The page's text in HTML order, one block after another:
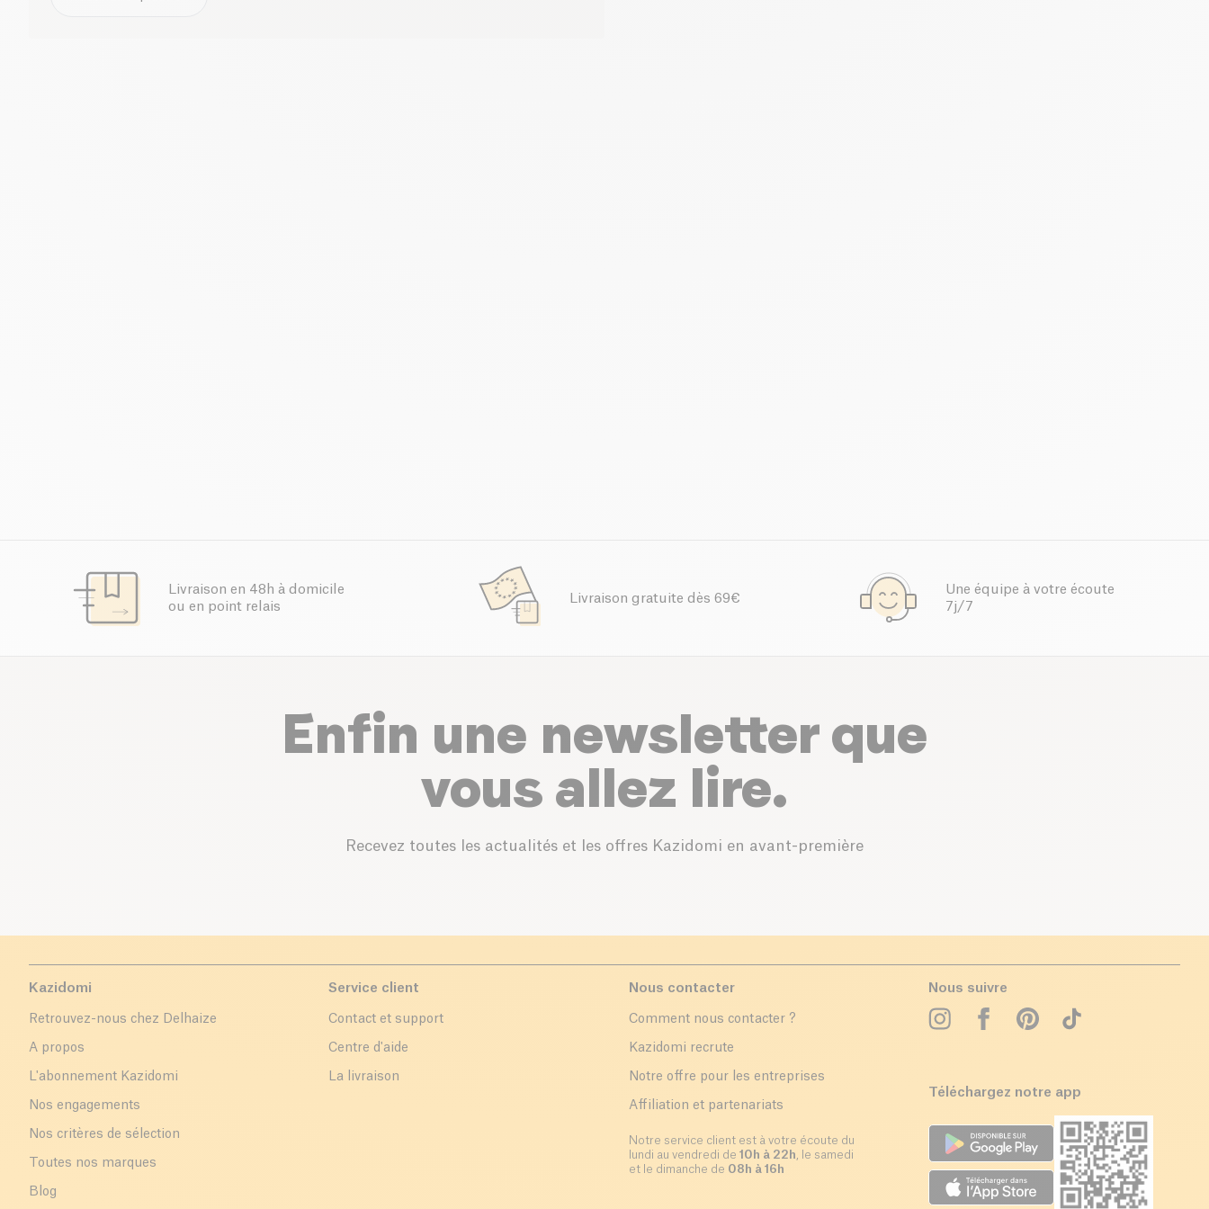
Livraison en 48h à domicile
ou en point relais
Livraison gratuite dès 69€
Une équipe à votre écoute
7j/7
Enfin une newsletter que
vous allez lire.
Recevez toutes les actualités et les offres Kazidomi en avant-première
Kazidomi
Retrouvez-nous chez Delhaize
A propos
L'abonnement Kazidomi
Nos engagements
Nos critères de sélection
Toutes nos marques
Blog
Service client
Contact et support
Centre d'aide
La livraison
Nous contacter
Comment nous contacter ?
Kazidomi recrute
Notre offre pour les entreprises
Affiliation et partenariats
Notre service client est à votre écoute du
lundi au vendredi de 10h à 22h , le samedi
et le dimanche de 08h à 16h
Nous suivre
Téléchargez notre app